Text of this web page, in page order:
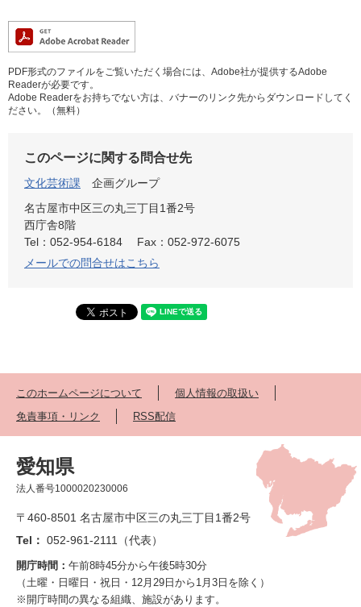
PDF形式のファイルをご覧いただく場合には、Adobe社が提供するAdobe
Readerが必要です。
Adobe Readerをお持ちでない方は、バナーのリンク先からダウンロードしてく
ださい。（無料）
このページに関する問合せ先
文化芸術課
企画グループ
名古屋市中区三の丸三丁目1番2号
西庁舎8階
Tel：052-954-6184
Fax：052-972-6075
メールでの問合せはこちら
このホームページについて
個人情報の取扱い
免責事項・リンク
RSS配信
愛知県
法人番号1000020230006
〒460-8501 名古屋市中区三の丸三丁目1番2号
Tel： 052-961-2111（代表）
開庁時間： 午前8時45分から午後5時30分
（土曜・日曜日・祝日・12月29日から1月3日を除く）
※開庁時間の異なる組織、施設があります。